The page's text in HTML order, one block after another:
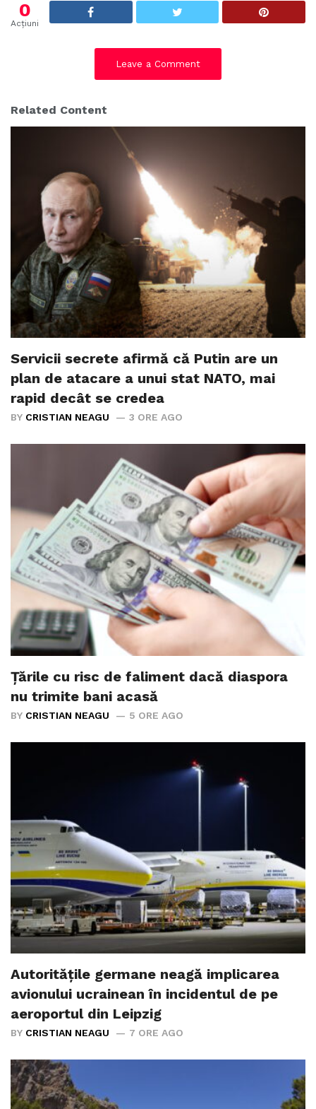
0
Acțiuni
Leave a Comment
Related Content
Servicii secrete afirmă că Putin are un
plan de atacare a unui stat NATO, mai
rapid decât se credea
BY CRISTIAN NEAGU 3 ORE AGO
Țările cu risc de faliment dacă diaspora
nu trimite bani acasă
BY CRISTIAN NEAGU 5 ORE AGO
Autoritățile germane neagă implicarea
avionului ucrainean în incidentul de pe
aeroportul din Leipzig
BY CRISTIAN NEAGU 7 ORE AGO